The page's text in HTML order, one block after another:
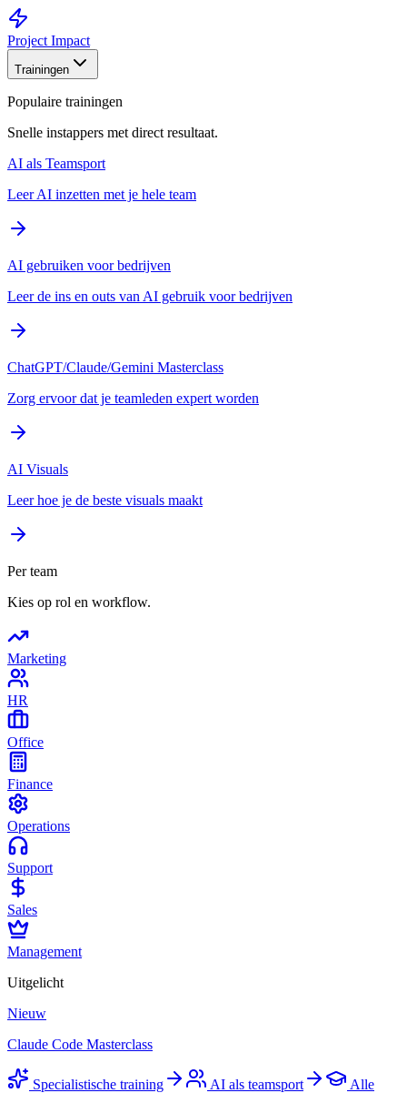
Project Impact
Trainingen
Populaire trainingen
Snelle instappers met direct resultaat.
AI als Teamsport
Leer AI inzetten met je hele team
AI gebruiken voor bedrijven
Leer de ins en outs van AI gebruik voor bedrijven
ChatGPT/Claude/Gemini Masterclass
Zorg ervoor dat je teamleden expert worden
AI Visuals
Leer hoe je de beste visuals maakt
Per team
Kies op rol en workflow.
Marketing
HR
Office
Finance
Operations
Support
Sales
Management
Uitgelicht
Nieuw
Claude Code Masterclass
Specialistische training AI als teamsport
Alle